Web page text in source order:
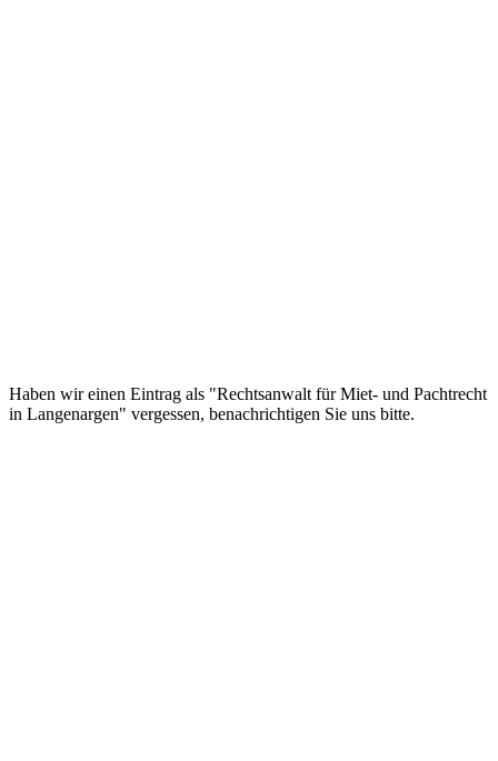
Haben wir einen Eintrag als "Rechtsanwalt für Miet- und Pachtrecht
in Langenargen" vergessen, benachrichtigen Sie uns bitte.